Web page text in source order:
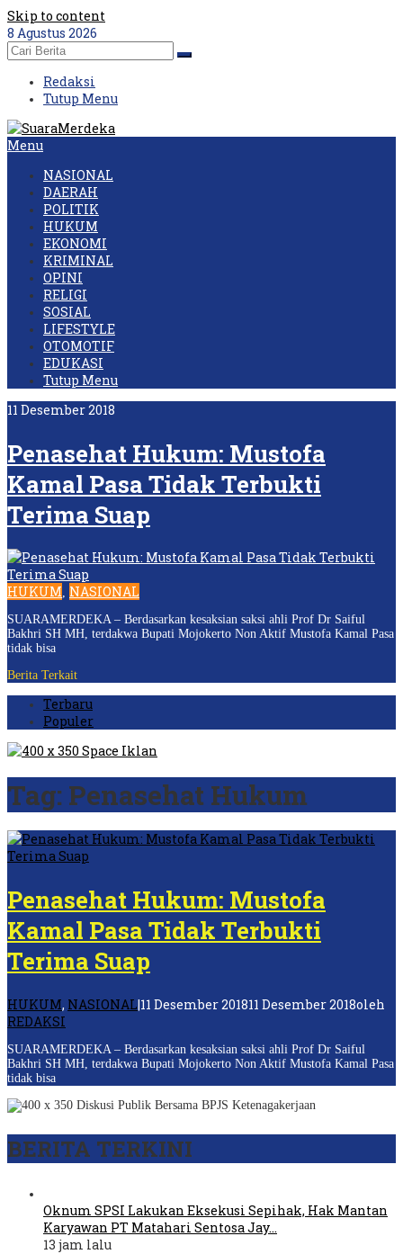
Skip to content
8 Agustus 2026
Redaksi
Tutup Menu
Menu
NASIONAL
DAERAH
POLITIK
HUKUM
EKONOMI
KRIMINAL
OPINI
RELIGI
SOSIAL
LIFESTYLE
OTOMOTIF
EDUKASI
Tutup Menu
11 Desember 2018
Penasehat Hukum: Mustofa
Kamal Pasa Tidak Terbukti
Terima Suap
HUKUM, NASIONAL
SUARAMERDEKA – Berdasarkan kesaksian saksi ahli Prof Dr Saiful
Bakhri SH MH, terdakwa Bupati Mojokerto Non Aktif Mustofa Kamal Pasa
tidak bisa
Berita Terkait
Terbaru
Populer
Tag: Penasehat Hukum
Penasehat Hukum: Mustofa
Kamal Pasa Tidak Terbukti
Terima Suap
HUKUM, NASIONAL|11 Desember 201811 Desember 2018oleh
REDAKSI
SUARAMERDEKA – Berdasarkan kesaksian saksi ahli Prof Dr Saiful
Bakhri SH MH, terdakwa Bupati Mojokerto Non Aktif Mustofa Kamal Pasa
tidak bisa
BERITA TERKINI
Oknum SPSI Lakukan Eksekusi Sepihak, Hak Mantan
Karyawan PT Matahari Sentosa Jay…
13 jam lalu